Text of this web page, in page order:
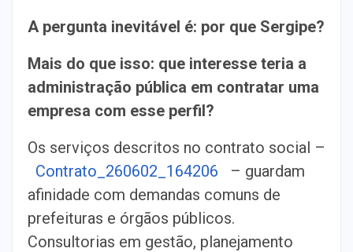
A pergunta inevitável é: por que Sergipe?
Mais do que isso: que interesse teria a
administração pública em contratar uma
empresa com esse perfil?
Os serviços descritos no contrato social –
Contrato_260602_164206 – guardam
afinidade com demandas comuns de
prefeituras e órgãos públicos.
Consultorias em gestão, planejamento